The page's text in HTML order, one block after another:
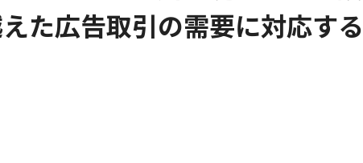
た広告取引の需要に対応する